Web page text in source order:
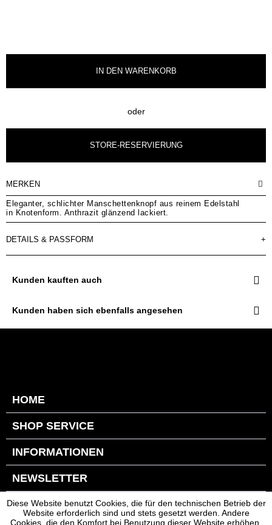
IN DEN WARENKORB
oder
STORE-RESERVIERUNG
MERKEN
Eleganter, schlichter Manschettenknopf aus reinem Edelstahl
in Knotenform. Anthrazit glänzend lackiert.
DETAILS & PASSFORM +
Kunden kauften auch
Kunden haben sich ebenfalls angesehen
HOME
SHOP SERVICE
INFORMATIONEN
NEWSLETTER
Diese Website benutzt Cookies, die für den technischen Betrieb der
Website erforderlich sind und stets gesetzt werden. Andere
Cookies, die den Komfort bei Benutzung dieser Website erhöhen,